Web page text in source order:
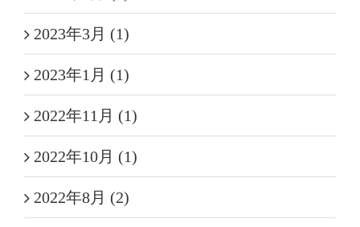
2023年3月 (1)
2023年1月 (1)
2022年11月 (1)
2022年10月 (1)
2022年8月 (2)